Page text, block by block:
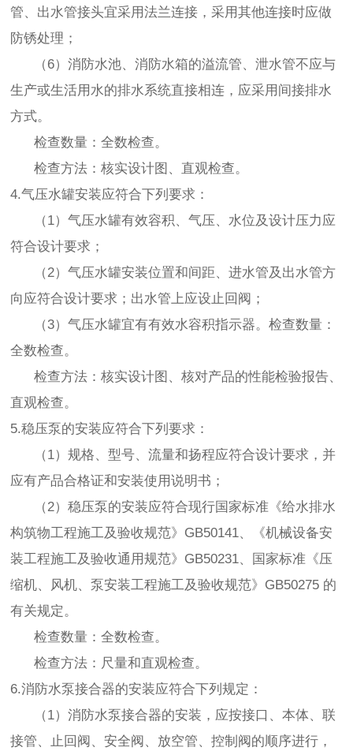
管、出水管接头宜采用法兰连接，采用其他连接时应做
防锈处理；
（6）消防水池、消防水箱的溢流管、泄水管不应与
生产或生活用水的排水系统直接相连，应采用间接排水
方式。
检查数量：全数检查。
检查方法：核实设计图、直观检查。
4.气压水罐安装应符合下列要求：
（1）气压水罐有效容积、气压、水位及设计压力应
符合设计要求；
（2）气压水罐安装位置和间距、进水管及出水管方
向应符合设计要求；出水管上应设止回阀；
（3）气压水罐宜有有效水容积指示器。检查数量：
全数检查。
检查方法：核实设计图、核对产品的性能检验报告、
直观检查。
5.稳压泵的安装应符合下列要求：
（1）规格、型号、流量和扬程应符合设计要求，并
应有产品合格证和安装使用说明书；
（2）稳压泵的安装应符合现行国家标准《给水排水
构筑物工程施工及验收规范》GB50141、《机械设备安
装工程施工及验收通用规范》GB50231、国家标准《压
缩机、风机、泵安装工程施工及验收规范》GB50275 的
有关规定。
检查数量：全数检查。
检查方法：尺量和直观检查。
6.消防水泵接合器的安装应符合下列规定：
（1）消防水泵接合器的安装，应按接口、本体、联
接管、止回阀、安全阀、放空管、控制阀的顺序进行，